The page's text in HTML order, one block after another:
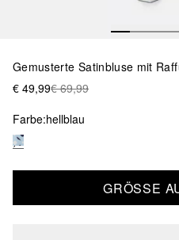
Gemusterte Satinbluse mit
€ 49,99€ 69,99
Farbe:hellblau
GRÖSSE